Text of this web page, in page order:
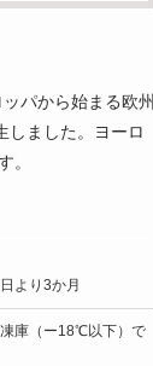
パから始まる欧州
しました。ヨーロ
。
より3か月
庫（ー18℃以下）で